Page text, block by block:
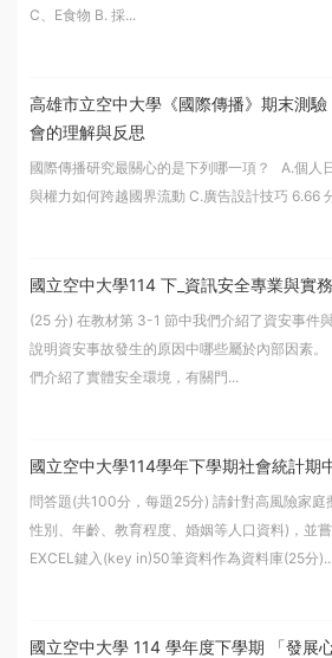
C、E食物 B. 採...
高雄市立空中大學《國際傳播》期末測
會的理解與反思
國際傳播研究最關心的是下列哪一項？ A.個人
與權力如何跨越國界流動 C.廣告設計技巧 6.66
(25 分) 在教材第 3-1 節中我們介紹了資安事件
說明資安事故發生的原因中哪些屬於內部因素
們介紹了實體安全環境，有關門...
國立空中大學114學年下學期社會統計期
問答題(共100分，每題25分) 請針對高風險家庭
性別、年齡、教育程度、婚姻等人口資料)，並
EXCEL鍵入(key in)50筆資料作為資料庫(25分
國立空中大學 114 學年度下學期 「發展心理學」第一次平時作